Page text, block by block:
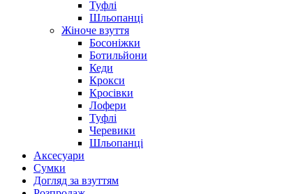
Туфлі
Шльопанці
Жіноче взуття
Босоніжки
Ботильйони
Кеди
Крокси
Кросівки
Лофери
Туфлі
Черевики
Шльопанці
Аксесуари
Сумки
Догляд за взуттям